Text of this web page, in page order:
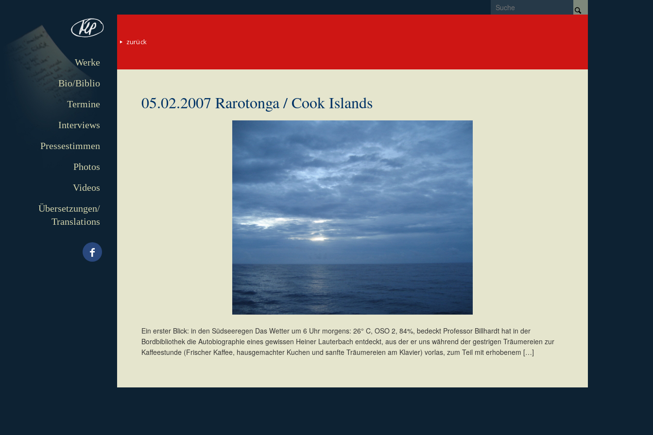
Werke
Bio/Biblio
Termine
Interviews
Pressestimmen
Photos
Videos
Übersetzungen/
Translations
zurück
05.02.2007 Rarotonga / Cook Islands
Ein erster Blick: in den Südseeregen Das Wetter um 6 Uhr morgens: 26° C, OSO 2, 84%, bedeckt Professor Billhardt hat in der
Bordbibliothek die Autobiographie eines gewissen Heiner Lauterbach entdeckt, aus der er uns während der gestrigen Träumereien zur
Kaffeestunde (Frischer Kaffee, hausgemachter Kuchen und sanfte Träumereien am Klavier) vorlas, zum Teil mit erhobenem […]